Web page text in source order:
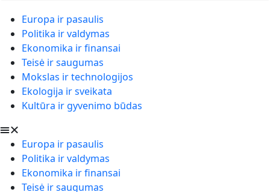
Europa ir pasaulis
Politika ir valdymas
Ekonomika ir finansai
Teisė ir saugumas
Mokslas ir technologijos
Ekologija ir sveikata
Kultūra ir gyvenimo būdas
Europa ir pasaulis
Politika ir valdymas
Ekonomika ir finansai
Teisė ir saugumas